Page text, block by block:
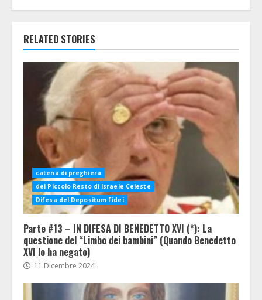
RELATED STORIES
catena di preghiera
del Piccolo Resto di Israele Celeste
Difesa del Depositum Fidei
Parte #13 – IN DIFESA DI BENEDETTO XVI (*): La
questione del “Limbo dei bambini” (Quando Benedetto
XVI lo ha negato)
11 Dicembre 2024